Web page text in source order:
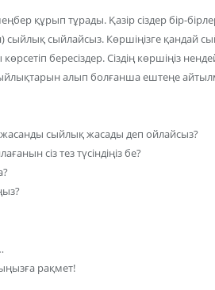
құрып тұрады. Қазір сіздер бір-
сыйлық сыйлайсыз. Көршіңізге қандай
бересіздер. Сіздің көршіңіз
алып болғанша ештеңе
жасанды сыйлық жасады деп ойлайсыз?
сіз тез түсіндіңіз бе?
рақмет!